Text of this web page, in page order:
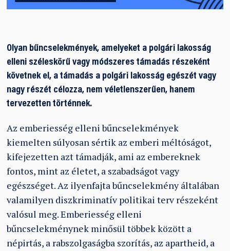
Olyan bűncselekmények, amelyeket a polgári lakosság
elleni széleskörű vagy módszeres támadás részeként
követnek el, a támadás a polgári lakosság egészét vagy
nagy részét célozza, nem véletlenszerűen, hanem
tervezetten történnek.
Az emberiesség elleni bűncselekmények
kiemelten súlyosan sértik az emberi méltóságot,
kifejezetten azt támadják, ami az embereknek
fontos, mint az életet, a szabadságot vagy
egészséget. Az ilyenfajta bűncselekmény általában
valamilyen diszkriminatív politikai terv részeként
valósul meg. Emberiesség elleni
bűncselekménynek minősül többek között a
népirtás, a rabszolgaságba szorítás, az apartheid, a